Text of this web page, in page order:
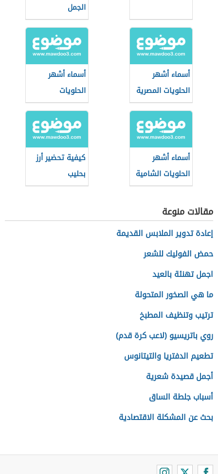
الجمل
أسماء أشهر
الحلويات المصرية
أسماء أشهر
الحلويات
الفلسطينية
أسماء أشهر
الحلويات الشامية
كيفية تحضير أرز
بحليب
مقالات منوعة
إعادة تدوير الملابس القديمة
حمض الفوليك للشعر
اجمل تهنئة بالعيد
ما هي الصخور المتحولة
ترتيب وتنظيف المطبخ
روي باتريسيو (لاعب كرة قدم)
تطعيم الدفتريا والتيتانوس
أجمل قصيدة شعرية
أسباب جلطة الساق
بحث عن المشكلة الاقتصادية